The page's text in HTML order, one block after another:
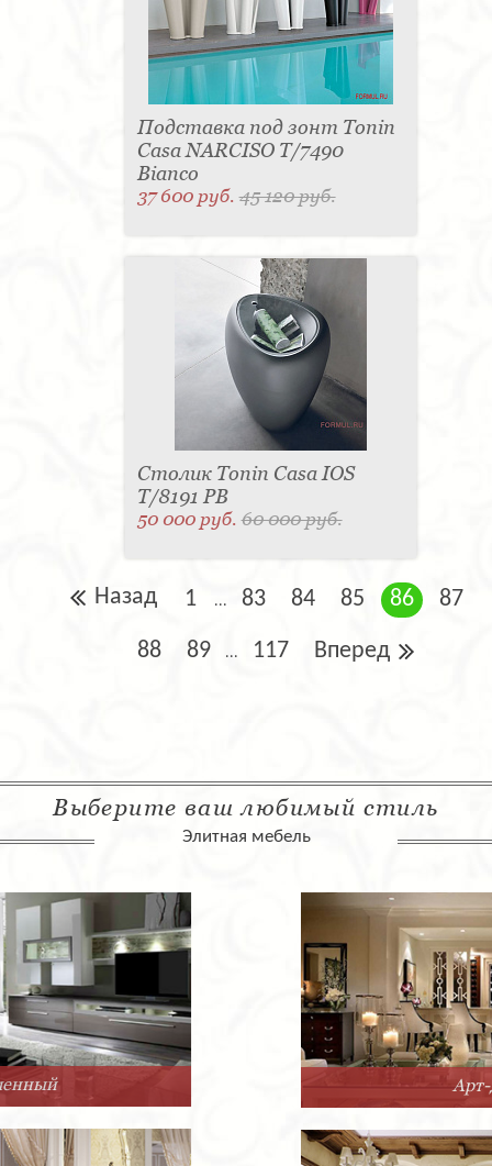
Подставка под зонт Tonin
Casa NARCISO T/7490
Bianco
37 600 руб.45 120 руб.
Столик Tonin Casa IOS
T/8191 PB
50 000 руб.60 000 руб.
Назад 1 ... 83 84 85 86 87
88 89 ... 117 Вперед
Выберите ваш любимый стиль
Элитная мебель